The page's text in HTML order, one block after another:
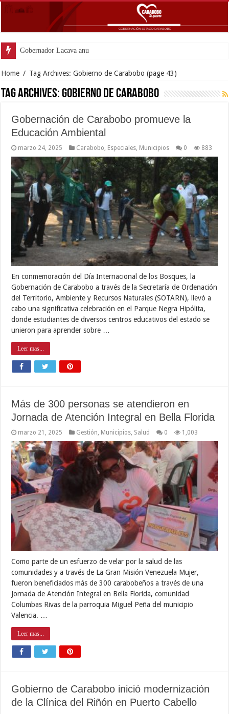
Gobernador Lacava anunció colocación de más de mil 500
Home / Tag Archives: Gobierno de Carabobo (page 43)
Tag Archives:Gobierno de Carabobo
Gobernación de Carabobo promueve la
Educación Ambiental
marzo 24, 2025 Carabobo Especiales Municipios 0 883
En conmemoración del Día Internacional de los Bosques, la
Gobernación de Carabobo a través de la Secretaría de Ordenación
del Territorio, Ambiente y Recursos Naturales (SOTARN), llevó a
cabo una significativa celebración en el Parque Negra Hipólita,
donde estudiantes de diversos centros educativos del estado se
unieron para aprender sobre …
Leer mas...
Más de 300 personas se atendieron en
Jornada de Atención Integral en Bella Florida
marzo 21, 2025 Gestión, Municipios, Salud 0 1,003
Como parte de un esfuerzo de velar por la salud de las
comunidades y a través de La Gran Misión Venezuela Mujer,
fueron beneficiados más de 300 carabobeños a través de una
Jornada de Atención Integral en Bella Florida, comunidad
Columbas Rivas de la parroquia Miguel Peña del municipio
Valencia. …
Leer mas...
Gobierno de Carabobo inició modernización
de la Clínica del Riñón en Puerto Cabello